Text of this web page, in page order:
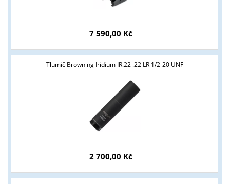
7 590,00 Kč
Tlumič Browning Iridium IR.22 .22 LR 1/2-20 UNF
2 700,00 Kč